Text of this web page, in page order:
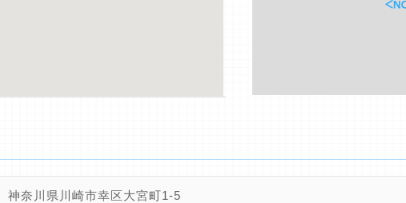
神奈川県川崎市幸区大宮町1-5